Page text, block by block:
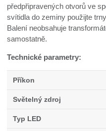
předpřipravených otvorů ve
svítidla do zeminy použijte
Balení neobsahuje
samostatně.
Technické parametry:
Příkon
Světelný zdroj
Typ LED